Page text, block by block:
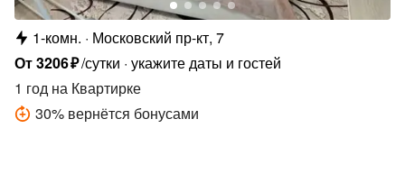
1-комн.
Московский пр-кт, 7
От3206₽/сутки укажите даты и гостей
1 год на Квартирке
30% вернётся бонусами